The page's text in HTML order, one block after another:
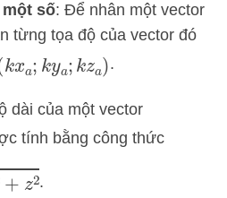
số: Để nhân một vector
từng tọa độ của vector đó
(kx a ;ky a ;kz a).
dài của một vector
tính bằng công thức
2 .